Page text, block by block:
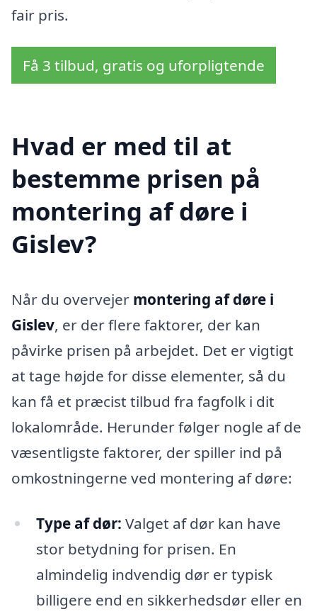
fair pris.
Få 3 tilbud, gratis og uforpligtende
Hvad er med til at
bestemme prisen på
montering af døre i
Gislev?
Når du overvejer montering af døre i
Gislev, er der flere faktorer, der kan
påvirke prisen på arbejdet. Det er vigtigt
at tage højde for disse elementer, så du
kan få et præcist tilbud fra fagfolk i dit
lokalområde. Herunder følger nogle af de
væsentligste faktorer, der spiller ind på
omkostningerne ved montering af døre:
Type af dør: Valget af dør kan have
stor betydning for prisen. En
almindelig indvendig dør er typisk
billigere end en sikkerhedsdør eller en